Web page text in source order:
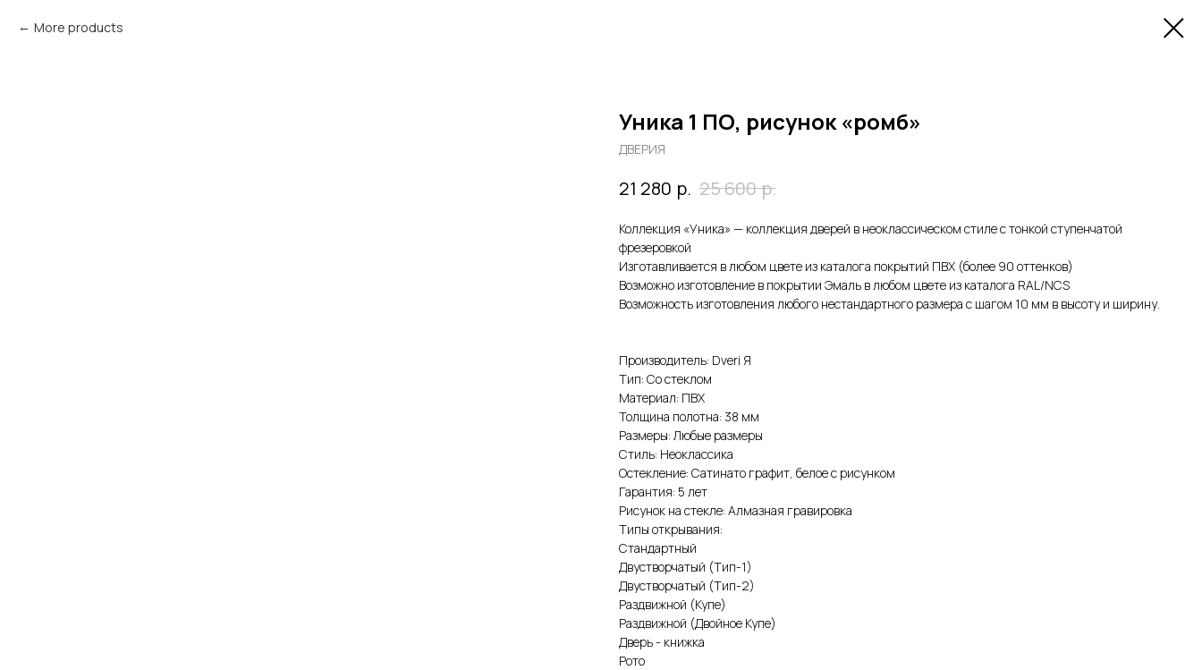
More products
Уника 1 ПО, рисунок «ромб»
ДВЕРИЯ
21 280 р. 25 600 р.
Коллекция «Уника» — коллекция дверей в неоклассическом стиле с тонкой ступенчатой
фрезеровкой
Изготавливается в любом цвете из каталога покрытий ПВХ (более 90 оттенков)
Возможно изготовление в покрытии Эмаль в любом цвете из каталога RAL/NCS
Возможность изготовления любого нестандартного размера с шагом 10 мм в высоту и ширину.
Производитель: Dveri Я
Тип: Со стеклом
Материал: ПВХ
Толщина полотна: 38 мм
Размеры: Любые размеры
Стиль: Неоклассика
Остекление: Сатинато графит, белое с рисунком
Гарантия: 5 лет
Рисунок на стекле: Алмазная гравировка
Типы открывания:
Стандартный
Двустворчатый (Тип-1)
Двустворчатый (Тип-2)
Раздвижной (Купе)
Раздвижной (Двойное Купе)
Дверь - книжка
Рото